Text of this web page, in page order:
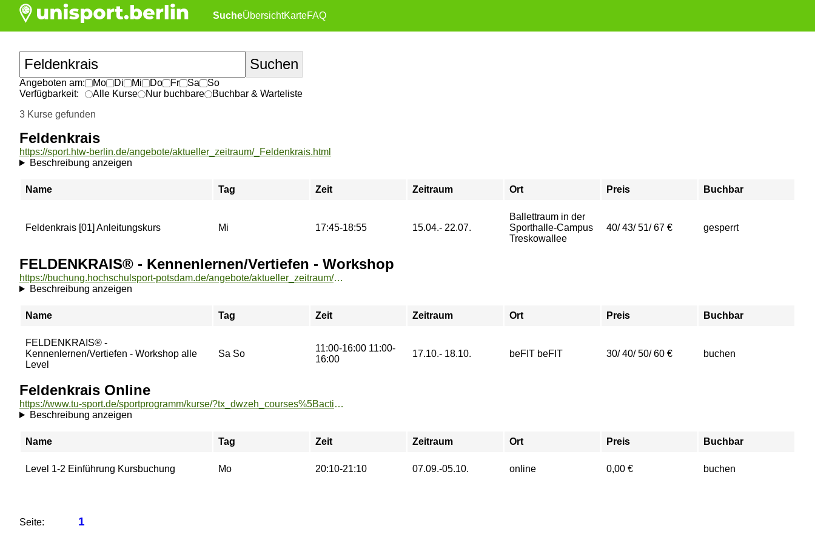
SucheÜbersichtKarteFAQ
Angeboten am: Mo Di Mi Do Fr Sa
So
Verfügbarkeit:
Alle Kurse Nur buchbare
Buchbar & Warteliste
3 Kurse gefunden
Feldenkrais
https://sport.htw-berlin.de/angebote/aktueller_zeitraum/_Feldenkrais.html
Beschreibung anzeigen
Name Tag Zeit Zeitraum Ort Preis Buchbar
Feldenkrais [01] Anleitungskurs Mi 17:45-18:55 15.04.- 22.07.
Ballettraum in der
Sporthalle-Campus
Treskowallee
40/ 43/ 51/ 67 € gesperrt
FELDENKRAIS® - Kennenlernen/Vertiefen - Workshop
https://buchung.hochschulsport-potsdam.de/angebote/aktueller_zeitraum/_FELDENKRAIS__-_Kennenlernen_Vertiefen_-_Workshop.html
Beschreibung anzeigen
Name Tag Zeit Zeitraum Ort Preis Buchbar
FELDENKRAIS® -
Kennenlernen/Vertiefen - Workshop alle
Level
Sa So
11:00-16:00 11:00-
16:00
17.10.- 18.10. beFIT beFIT 30/ 40/ 50/ 60 € buchen
Feldenkrais Online
https://www.tu-sport.de/sportprogramm/kurse/?tx_dwzeh_courses%5Baction%5D=show&tx_dwzeh_courses%5BsportsDescription%5D=1247&cHash=063b14014d6eb88f1593990d4bee96d4
Beschreibung anzeigen
Name Tag Zeit Zeitraum Ort Preis Buchbar
Level 1-2 Einführung Kursbuchung Mo 20:10-21:10 07.09.-05.10. online 0,00 € buchen
Seite: 1